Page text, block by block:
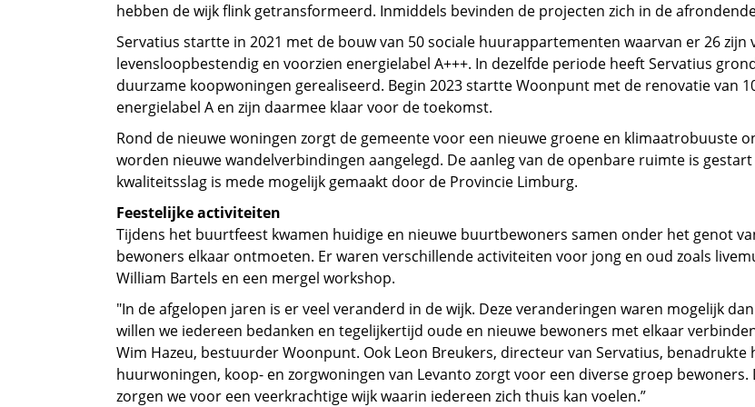
hebben de wijk flink getransformeerd. Inmiddels bevinden de projecten zich in de
Servatius startte in 2021 met de bouw van 50 sociale huurappartementen waarvan er 26
levensloopbestendig en voorzien energielabel A+++. In dezelfde periode heeft Servatius
duurzame koopwoningen gerealiseerd. Begin 2023 startte Woonpunt met de renovatie van
energielabel A en zijn daarmee klaar voor de toekomst.
Rond de nieuwe woningen zorgt de gemeente voor een nieuwe groene en klimaatrobuuste
worden nieuwe wandelverbindingen aangelegd. De aanleg van de openbare ruimte is
kwaliteitsslag is mede mogelijk gemaakt door de Provincie Limburg.
Feestelijke activiteiten
Tijdens het buurtfeest kwamen huidige en nieuwe buurtbewoners samen onder het genot
bewoners elkaar ontmoeten. Er waren verschillende activiteiten voor jong en oud zoals
William Bartels en een mergel workshop.
"In de afgelopen jaren is er veel veranderd in de wijk. Deze veranderingen waren mogelijk
willen we iedereen bedanken en tegelijkertijd oude en nieuwe bewoners met elkaar
Wim Hazeu, bestuurder Woonpunt. Ook Leon Breukers, directeur van Servatius,
huurwoningen, koop- en zorgwoningen van Levanto zorgt voor een diverse groep
zorgen we voor een veerkrachtige wijk waarin iedereen zich thuis kan voelen.”